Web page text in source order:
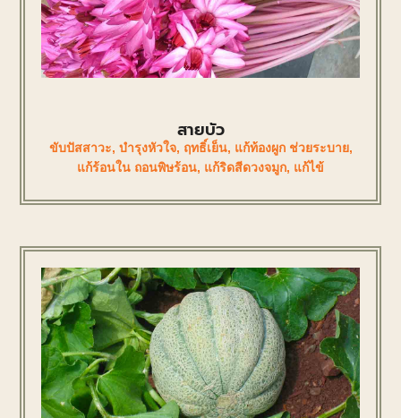
สายบัว
ขับปัสสาวะ, บำรุงหัวใจ, ฤทธิ์เย็น, แก้ท้องผูก ช่วยระบาย,
แก้ร้อนใน ถอนพิษร้อน, แก้ริดสีดวงจมูก, แก้ไข้